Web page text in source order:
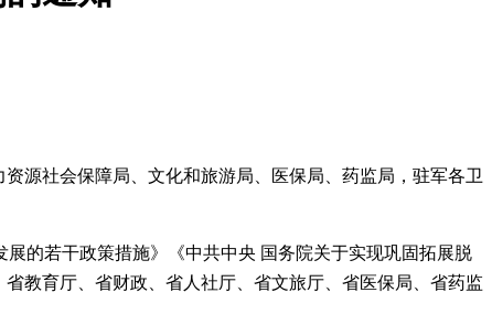
源社会保障局、文化和旅游局、医保局、药监局，驻军各卫
的若干政策措施》《中共中央 国务院关于实现巩固拓展脱
教育厅、省财政、省人社厅、省文旅厅、省医保局、省药监